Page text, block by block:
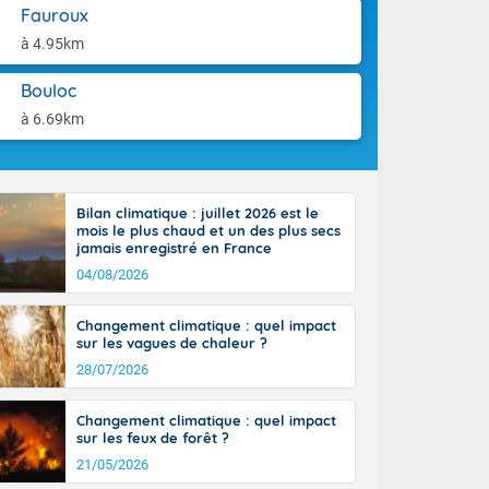
Fauroux
à 4.95km
Bouloc
à 6.69km
le Poitou-
8 à 13
26 sur le
le sud-
Bilan climatique : juillet 2026 est le
mois le plus chaud et un des plus secs
jamais enregistré en France
04/08/2026
Changement climatique : quel impact
sur les vagues de chaleur ?
28/07/2026
Changement climatique : quel impact
sur les feux de forêt ?
21/05/2026